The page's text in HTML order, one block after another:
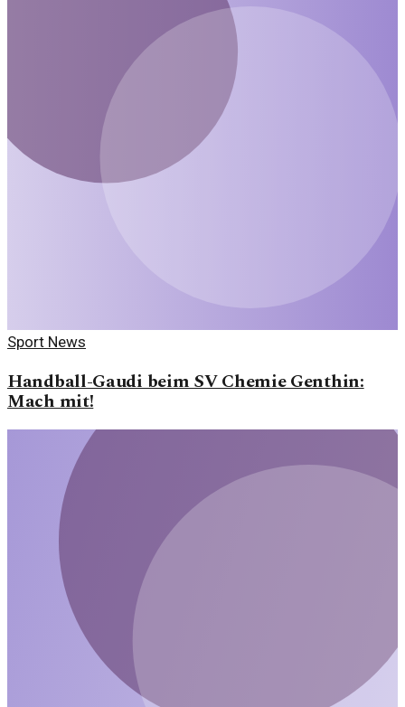
Sport News
Handball-Gaudi beim SV Chemie Genthin:
Mach mit!